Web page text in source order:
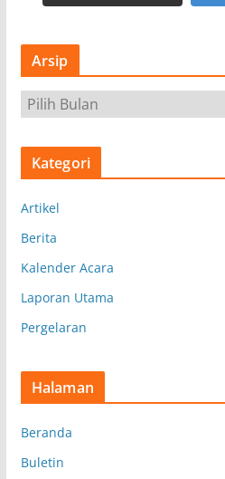
Arsip
r
s
Kategori
Artikel
Berita
Kalender Acara
Laporan Utama
Pergelaran
Halaman
Beranda
Buletin